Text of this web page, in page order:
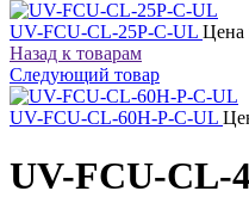
UV-FCU-CL-25P-C-UL Цена
Назад к товарам
Следующий товар
UV-FCU-CL-60H-P-C-UL
UV-FCU-CL-